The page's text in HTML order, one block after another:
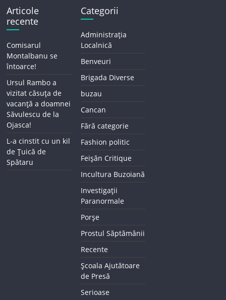
Articole
recente
Comisarul
Montalbanu se
întoarce!
Ursul Rambo a
vizitat căsuța de
vacanță a doamnei
Săvulescu de la
Ojasca!
L-a cinstit cu un kil
de Țuică de
Spătaru
Categorii
Administrația
Localnică
Benveuri
Brigada Diverse
buzau
Cancan
Fără categorie
Fashion politic
Feișăn Critique
Incultura Buzoiană
Investigații
Paranormale
Porșe
Prostul Săptămânii
Recente
Școala Ajutătoare
de Presă
Serioase